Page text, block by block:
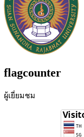
flagcounter
ผู้เยี่ยมชม